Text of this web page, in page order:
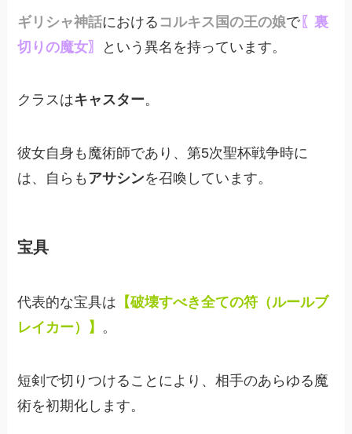
ギリシャ神話における コルキス国の王の娘で〖裏
切りの魔女〗
という異名を持っています。
クラスはキャスター。
彼女自身も魔術師であり、第5次聖杯戦争時に
は、 自らも アサシンを召喚しています。
宝具
代表的な宝具は 【破壊すべき全ての符（ルールブ
レイカー）】 。
短剣で切りつけることにより、相手のあらゆる魔
術を初期化します。